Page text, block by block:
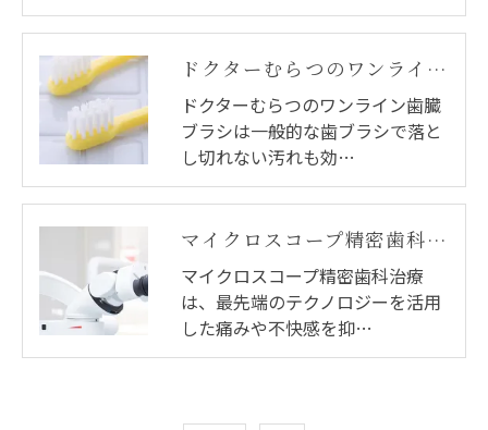
ドクターむらつのワンライン歯臓ブラシ
ドクターむらつのワンライン歯臓
ブラシは一般的な歯ブラシで落と
し切れない汚れも効…
マイクロスコープ精密歯科治療
マイクロスコープ精密歯科治療
は、最先端のテクノロジーを活用
した痛みや不快感を抑…